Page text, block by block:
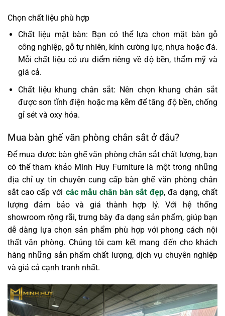
Chọn chất liệu phù hợp
Chất liệu mặt bàn: Bạn có thể lựa chọn mặt bàn gỗ
công nghiệp, gỗ tự nhiên, kính cường lực, nhựa hoặc đá.
Mỗi chất liệu có ưu điểm riêng về độ bền, thẩm mỹ và
giá cả.
Chất liệu khung chân sắt: Nên chọn khung chân sắt
được sơn tĩnh điện hoặc mạ kẽm để tăng độ bền, chống
gỉ sét và oxy hóa.
Mua bàn ghế văn phòng chân sắt ở đâu?
Để mua được bàn ghế văn phòng chân sắt chất lượng, bạn
có thể tham khảo Minh Huy Furniture là một trong những
địa chỉ uy tín chuyên cung cấp bàn ghế văn phòng chân
sắt cao cấp với các mẫu chân bàn sắt đẹp, đa dạng, chất
lượng đảm bảo và giá thành hợp lý. Với hệ thống
showroom rộng rãi, trưng bày đa dạng sản phẩm, giúp bạn
dễ dàng lựa chọn sản phẩm phù hợp với phong cách nội
thất văn phòng. Chúng tôi cam kết mang đến cho khách
hàng những sản phẩm chất lượng, dịch vụ chuyên nghiệp
và giá cả cạnh tranh nhất.